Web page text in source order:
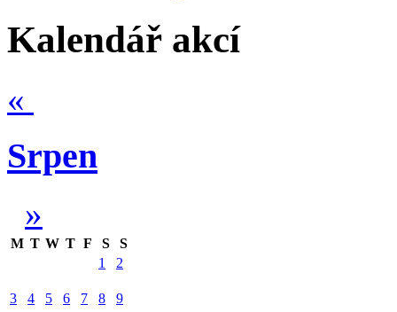
Kalendář akcí
«
Srpen
»
M T W T F S
S
1
2
3 4 5 6 7 8 9